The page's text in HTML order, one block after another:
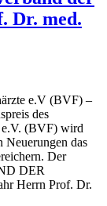
Dr. med.
e.V (BVF) –
des
(BVF) wird
Neuerungen das
Der
DER
Herrn Prof. Dr.